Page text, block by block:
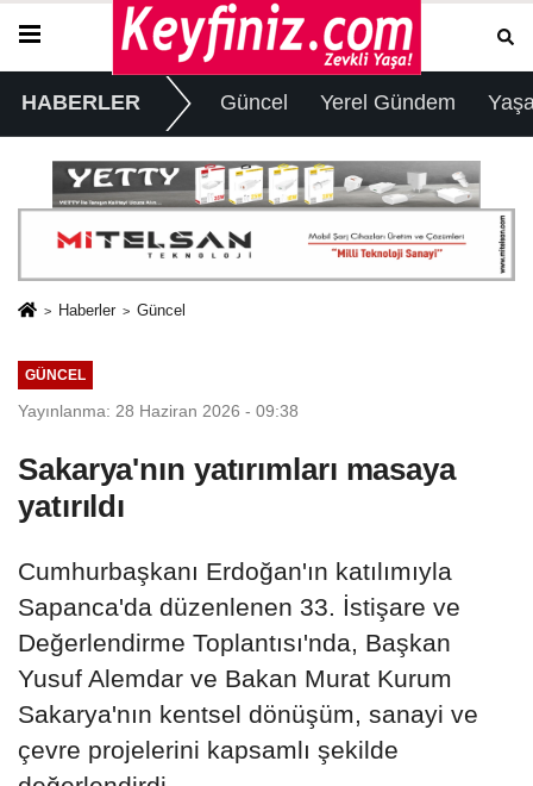
HABERLER Güncel Yerel Gündem
Haberler Güncel
GÜNCEL
Yayınlanma: 28 Haziran 2026 - 09:38
Sakarya'nın yatırımları masaya
yatırıldı
Cumhurbaşkanı Erdoğan'ın katılımıyla
Sapanca'da düzenlenen 33. İstişare ve
Değerlendirme Toplantısı'nda, Başkan
Yusuf Alemdar ve Bakan Murat Kurum
Sakarya'nın kentsel dönüşüm, sanayi ve
çevre projelerini kapsamlı şekilde